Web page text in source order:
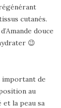
cutanés.
douce
😉
important de
au
la peau sa